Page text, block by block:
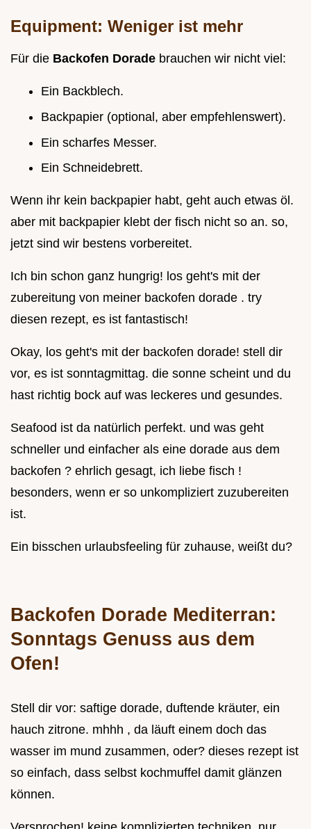
Equipment: Weniger ist mehr
Für die Backofen Dorade brauchen wir nicht viel:
Ein Backblech.
Backpapier (optional, aber empfehlenswert).
Ein scharfes Messer.
Ein Schneidebrett.
Wenn ihr kein backpapier habt, geht auch etwas öl.
aber mit backpapier klebt der fisch nicht so an. so,
jetzt sind wir bestens vorbereitet.
Ich bin schon ganz hungrig! los geht's mit der
zubereitung von meiner backofen dorade . try
diesen rezept, es ist fantastisch!
Okay, los geht's mit der backofen dorade! stell dir
vor, es ist sonntagmittag. die sonne scheint und du
hast richtig bock auf was leckeres und gesundes.
Seafood ist da natürlich perfekt. und was geht
schneller und einfacher als eine dorade aus dem
backofen ? ehrlich gesagt, ich liebe fisch !
besonders, wenn er so unkompliziert zuzubereiten
ist.
Ein bisschen urlaubsfeeling für zuhause, weißt du?
Backofen Dorade Mediterran:
Sonntags Genuss aus dem
Ofen!
Stell dir vor: saftige dorade, duftende kräuter, ein
hauch zitrone. mhhh , da läuft einem doch das
wasser im mund zusammen, oder? dieses rezept ist
so einfach, dass selbst kochmuffel damit glänzen
können.